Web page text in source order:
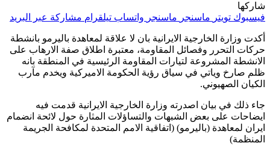
شاركها
فيسبوك تويتر ماسنجر ماسنجر واتساب تيلقرام مشاركة عبر البريد
أكدت وزارة الخارجية الايرانية بان لا علاقة لمعاهدة باليرمو بانشطة
حركات التحرر وفصائل المقاومة، معتبرة اطلاق صفة الارهاب على
الانشطة المشروعة لتيارات المقاومة الرئيسية في المنطقة بانه
ظلم صارخ وياتي في سياق رؤية الحكومة الاميركية ويخدم مآرب
الكيان الصهيوني.
جاء ذلك في بيان اصدرته وزارة الخارجية الايرانية قدمت فيه
ايضاحات على بعض الشبهات والتساؤلات المثارة حول لائحة انضمام
ايران لمعاهدة (باليرمو) (اتفاقية الامم المتحدة لمكافحة الجريمة
المنظمة)